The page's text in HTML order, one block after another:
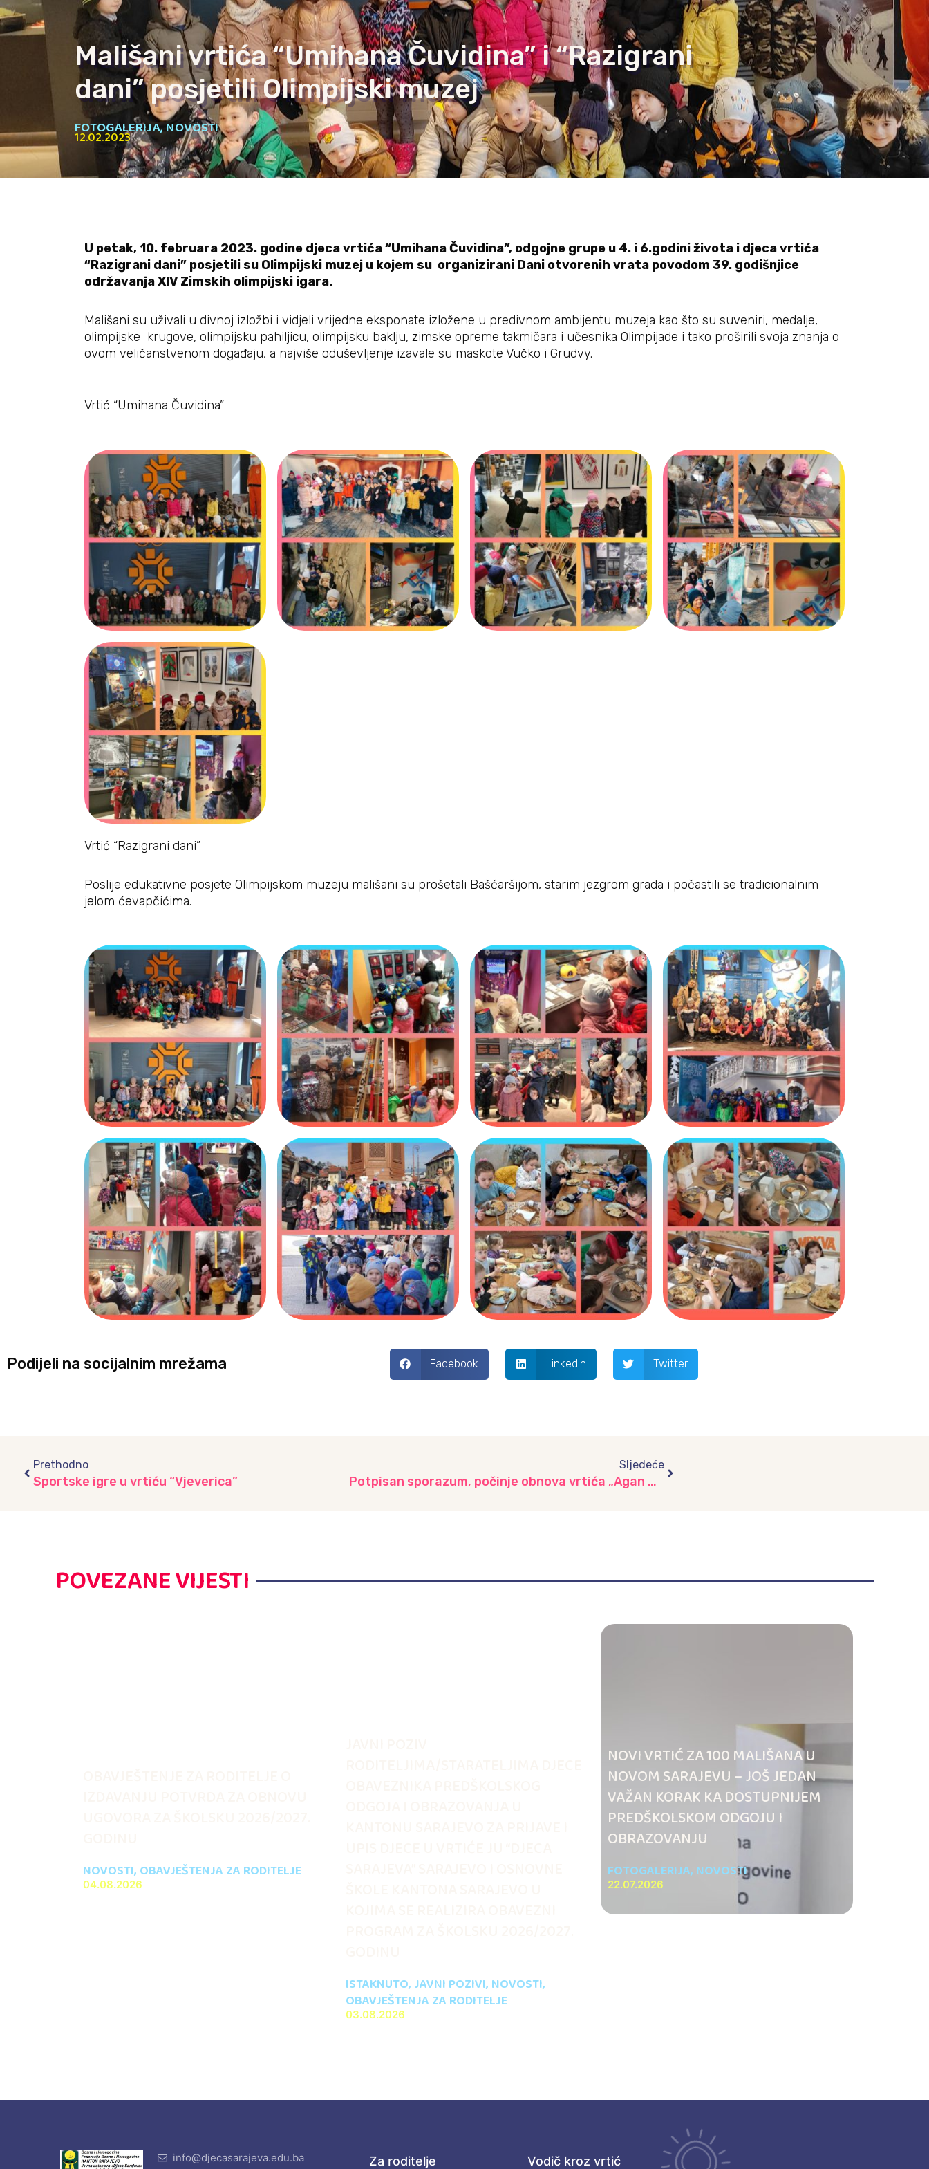
Mališani vrtića “Umihana Čuvidina” i “Razigrani
dani” posjetili Olimpijski muzej
FOTOGALERIJA,NOVOSTI
12.02.2023
U petak, 10. februara 2023. godine djeca vrtića “Umihana Čuvidina”, odgojne grupe u 4. i 6.godini života i djeca vrtića
“Razigrani dani” posjetili su Olimpijski muzej u kojem su organizirani Dani otvorenih vrata povodom 39. godišnjice
održavanja XIV Zimskih olimpijski igara.
Mališani su uživali u divnoj izložbi i vidjeli vrijedne eksponate izložene u predivnom ambijentu muzeja kao što su suveniri, medalje,
olimpijske krugove, olimpijsku pahiljicu, olimpijsku baklju, zimske opreme takmičara i učesnika Olimpijade i tako proširili svoja znanja o
ovom veličanstvenom događaju, a najviše oduševljenje izavale su maskote Vučko i Grudvy.
Vrtić “Umihana Čuvidina”
Vrtić “Razigrani dani”
Poslije edukativne posjete Olimpijskom muzeju mališani su prošetali Bašćaršijom, starim jezgrom grada i počastili se tradicionalnim
jelom ćevapčićima.
Podijeli na socijalnim mrežama Facebook LinkedIn Twitter
Prethodno
Sportske igre u vrtiću “Vjeverica”
Sljedeće
Potpisan sporazum, počinje obnova vrtića „Agan Bostandžić“
POVEZANE VIJESTI
NOVOSTI, OBAVJEŠTENJA ZA RODITELJE
04.08.2026
ISTAKNUTO, JAVNI POZIVI, NOVOSTI,
OBAVJEŠTENJA ZA RODITELJE
03.08.2026
NOVI VRTIĆ ZA 100 MALIŠANA U
NOVOM SARAJEVU – JOŠ JEDAN
VAŽAN KORAK KA DOSTUPNIJEM
PREDŠKOLSKOM ODGOJU I
OBRAZOVANJU
FOTOGALERIJA, NOVOSTI
22.07.2026
info@djecasarajeva.edu.ba
Za roditelje Vodič kroz vrtić